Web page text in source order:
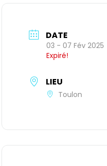
DATE
03 - 07 Fév 2025
Expiré!
LIEU
Toulon